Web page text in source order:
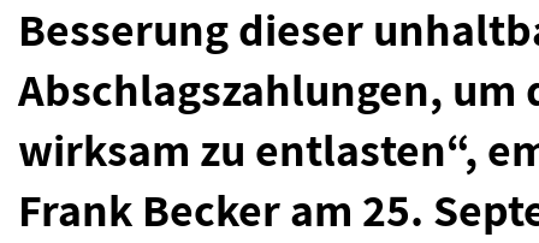
Besserung dieser
Abschlagszahlungen,
wirksam zu entlasten“,
Frank Becker am 25.